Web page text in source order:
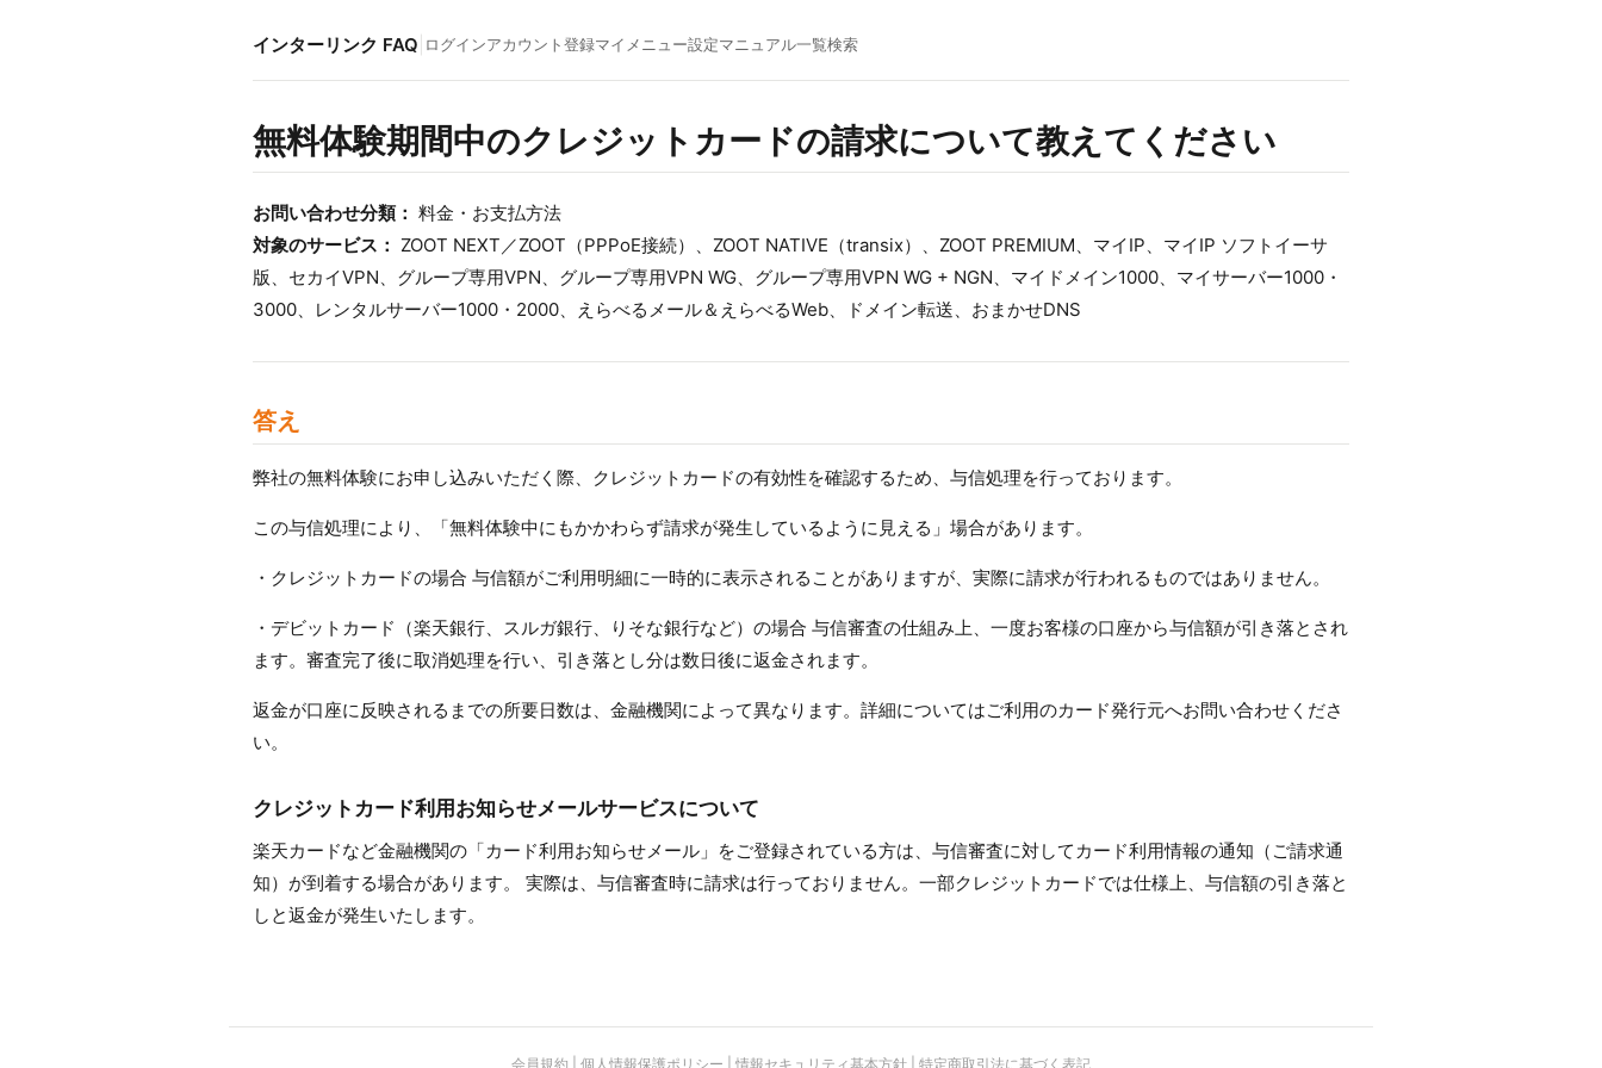
インターリンク FAQ ログインアカウント登録マイメニュー設定マニュアル一覧検索
無料体験期間中のクレジットカードの請求について教えてください
お問い合わせ分類： 料金・お支払方法
対象のサービス： ZOOT NEXT／ZOOT（PPPoE接続）、ZOOT NATIVE（transix）、ZOOT PREMIUM、マイIP、マイIP ソフトイーサ
版、セカイVPN、グループ専用VPN、グループ専用VPN WG、グループ専用VPN WG + NGN、マイドメイン1000、マイサーバー1000・
3000、レンタルサーバー1000・2000、えらべるメール＆えらべるWeb、ドメイン転送、おまかせDNS
答え
弊社の無料体験にお申し込みいただく際、クレジットカードの有効性を確認するため、与信処理を行っております。
この与信処理により、「無料体験中にもかかわらず請求が発生しているように見える」場合があります。
・クレジットカードの場合 与信額がご利用明細に一時的に表示されることがありますが、実際に請求が行われるものではありません。
・デビットカード（楽天銀行、スルガ銀行、りそな銀行など）の場合 与信審査の仕組み上、一度お客様の口座から与信額が引き落とされ
ます。審査完了後に取消処理を行い、引き落とし分は数日後に返金されます。
返金が口座に反映されるまでの所要日数は、金融機関によって異なります。詳細についてはご利用のカード発行元へお問い合わせくださ
い。
クレジットカード利用お知らせメールサービスについて
楽天カードなど金融機関の「カード利用お知らせメール」をご登録されている方は、与信審査に対してカード利用情報の通知（ご請求通
知）が到着する場合があります。 実際は、与信審査時に請求は行っておりません。一部クレジットカードでは仕様上、与信額の引き落と
しと返金が発生いたします。
会員規約 個人情報保護ポリシー 情報セキュリティ基本方針 特定商取引法に基づく表記